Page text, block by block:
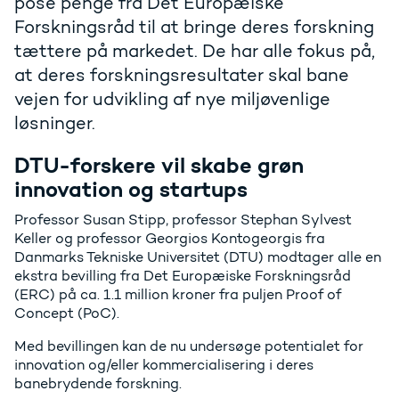
Forskningsråd til at bringe deres forskning
tættere på markedet. De har alle fokus på,
at deres forskningsresultater skal bane
vejen for udvikling af nye miljøvenlige
løsninger.
DTU-forskere vil skabe grøn
innovation og startups
Professor Susan Stipp, professor Stephan Sylvest
Keller og professor Georgios Kontogeorgis fra
Danmarks Tekniske Universitet (DTU) modtager alle en
ekstra bevilling fra Det Europæiske Forskningsråd
(ERC) på ca. 1.1 million kroner fra puljen Proof of
Concept (PoC).
Med bevillingen kan de nu undersøge potentialet for
innovation og/eller kommercialisering i deres
banebrydende forskning.